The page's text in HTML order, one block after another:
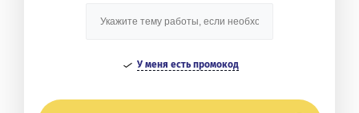
У меня есть промокод